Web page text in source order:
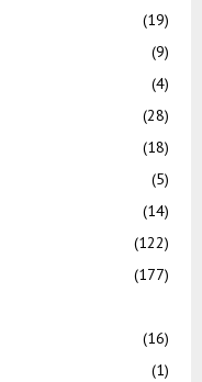
(19)
(9)
(4)
(28)
(18)
(5)
(14)
(122)
(177)
(16)
(1)